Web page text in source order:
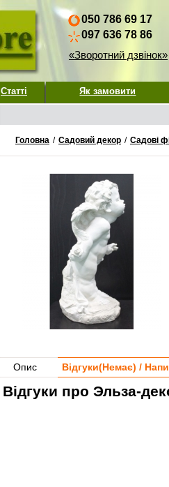
050 786 69 17
097 636 78 86
«Зворотний дзвінок»
Статті Як замовити
Головна / Садовий декор / Садові
Опис Відгуки(Немає) /
Відгуки про Эльза-